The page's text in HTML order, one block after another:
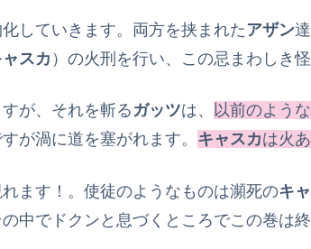
していきます。両方を挟まれたアザン
スカ ）の火刑を行い、この忌まわしき
が、それを斬るガッツは、 以前のよう
が渦に道を塞がれます。 キャスカは火
ます！。使徒のようなものは瀕死のキ
中でドクンと息づくところでこの巻は